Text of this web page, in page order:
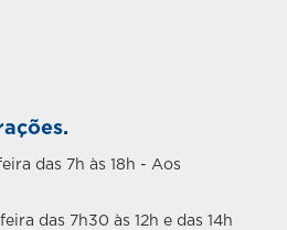
das 7h às 18h - Aos
das 7h30 às 12h e das 14h